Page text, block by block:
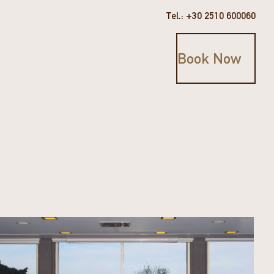
Tel.: +30 2510 600060
Book Now